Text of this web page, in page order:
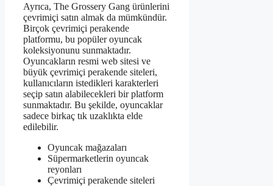
Ayrıca, The Grossery Gang ürünlerini
çevrimiçi satın almak da mümkündür.
Birçok çevrimiçi perakende
platformu, bu popüler oyuncak
koleksiyonunu sunmaktadır.
Oyuncakların resmi web sitesi ve
büyük çevrimiçi perakende siteleri,
kullanıcıların istedikleri karakterleri
seçip satın alabilecekleri bir platform
sunmaktadır. Bu şekilde, oyuncaklar
sadece birkaç tık uzaklıkta elde
edilebilir.
Oyuncak mağazaları
Süpermarketlerin oyuncak
reyonları
Çevrimiçi perakende siteleri